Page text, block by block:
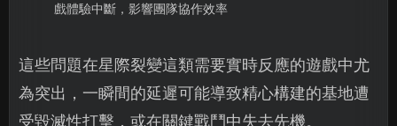
戲體驗中斷，影響團隊協作效率
這些問題在星際裂變這類需要實時反應的遊戲中尤
為突出，一瞬間的延遲可能導致精心構建的基地遭
受毀滅性打擊，或在關鍵戰鬥中失去先機。